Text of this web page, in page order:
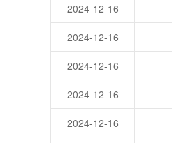
2024-12-16
2024-12-16
2024-12-16
2024-12-16
2024-12-16